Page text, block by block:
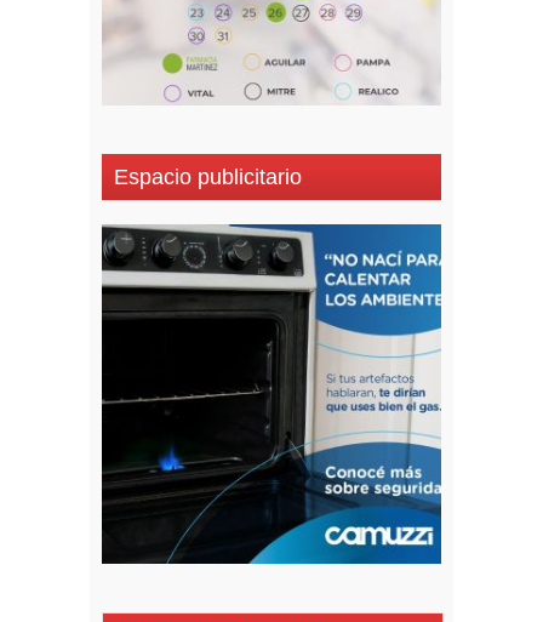
Espacio publicitario